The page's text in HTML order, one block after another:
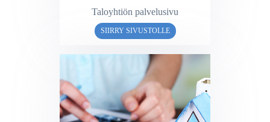
Taloyhtiön palvelusivu
SIIRRY SIVUSTOLLE